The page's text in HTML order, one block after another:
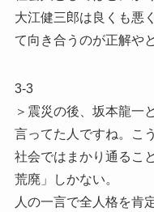
大江健三郎は良くも悪
て向き合うのが正解や
3-3
＞震災の後、坂本龍一
言ってた人ですね。こ
社会ではまかり通るこ
荒廃」しかない。
人の一言で全人格を肯